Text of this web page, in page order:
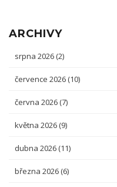
ARCHIVY
srpna 2026 (2)
července 2026 (10)
června 2026 (7)
května 2026 (9)
dubna 2026 (11)
března 2026 (6)